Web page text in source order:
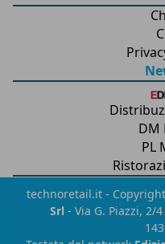
DM
PL
technoretail.it -
Srl - Via G. Piazzi, 2/